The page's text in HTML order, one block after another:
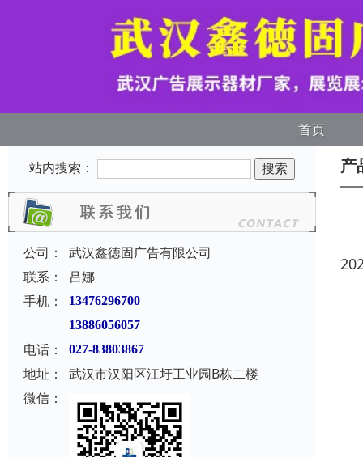
首页
站内搜索：
公司：
武汉鑫徳固广告有限公司
联系：
吕娜
手机：
13476296700
13886056057
电话： 027-83803867
地址：
武汉市汉阳区江圩工业园B栋二楼
微信：
产